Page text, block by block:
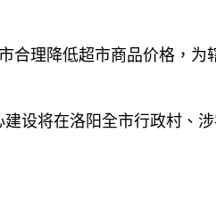
合理降低超市商品价格，为
设将在洛阳全市行政村、涉